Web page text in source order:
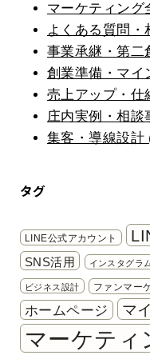
マーケティング
よくある質問・
事業承継・第二
創業準備・マイ
売上アップ・仕
庄内実例・相談
集客・導線設計
タグ
LINE公式アカウント
SNS活用 インスタグラ
ビジネス設計 ファンマー
ホームページ マ
マーケティ